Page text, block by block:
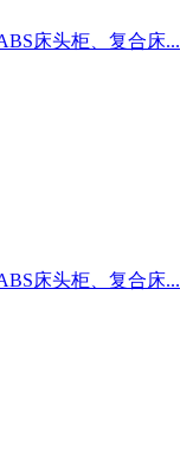
床头柜、复合床...
床头柜、复合床...